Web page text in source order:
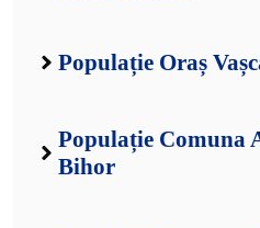
Populație Oraș
Populație Comuna
Bihor